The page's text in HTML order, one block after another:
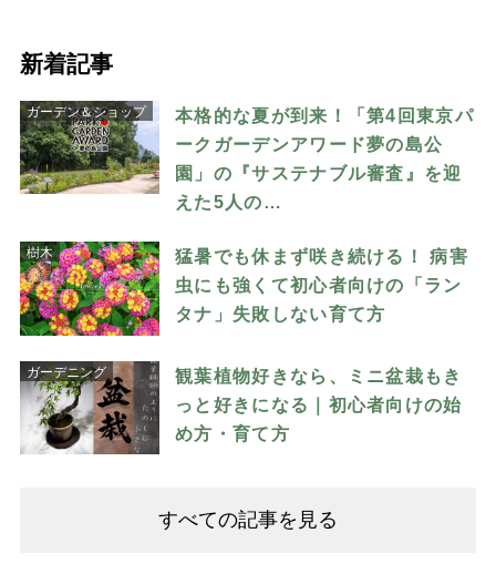
新着記事
ガーデン＆ショップ
本格的な夏が到来！「第4回東京パ
ークガーデンアワード夢の島公
園」の『サステナブル審査』を迎
えた5人の…
樹木
猛暑でも休まず咲き続ける！ 病害
虫にも強くて初心者向けの「ラン
タナ」失敗しない育て方
ガーデニング
観葉植物好きなら、ミニ盆栽もき
っと好きになる｜初心者向けの始
め方・育て方
すべての記事を見る